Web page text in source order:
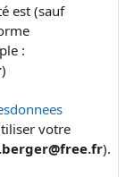
est (sauf
:
)
votre
).